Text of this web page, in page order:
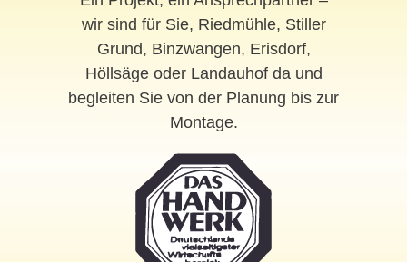
wir sind für Sie, Riedmühle, Stiller
Grund, Binzwangen, Erisdorf,
Höllsäge oder Landauhof da und
begleiten Sie von der Planung bis zur
Montage.